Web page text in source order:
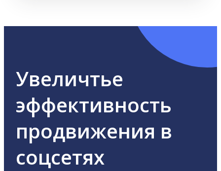
Увеличтье
эффективность
продвижения в
соцсетях